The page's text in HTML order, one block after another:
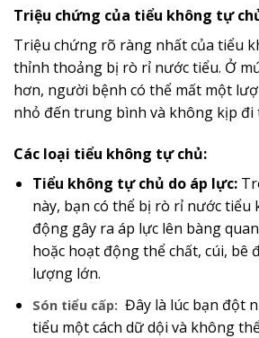
Triệu chứng của tiểu không tự
Triệu chứng rõ ràng nhất của tiểu
thỉnh thoảng bị rò rỉ nước tiểu. Ở
hơn, người bệnh có thể mất một
nhỏ đến trung bình và không kịp
Các loại tiểu không tự chủ:
Tiểu không tự chủ do áp lực:
này, bạn có thể bị rò rỉ nước tiểu
động gây ra áp lực lên bàng
hoặc hoạt động thể chất, cúi, bê
lượng lớn.
Són tiểu cấp: Đây là lúc bạn đột
tiểu một cách dữ dội và không